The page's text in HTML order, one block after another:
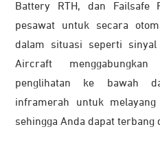
Battery RTH, dan Failsafe
pesawat untuk secara
dalam situasi seperti
Aircraft
penglihatan ke bawah
inframerah untuk
sehingga Anda dapat terbang